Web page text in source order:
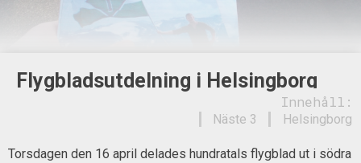
Flygbladsutdelning i Helsingborg
Innehåll:
Helsingborg
Näste 3
Torsdagen den 16 april delades hundratals flygblad ut i södra